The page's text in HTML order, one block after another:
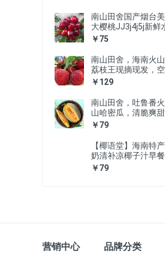
南山田舍国产烟台
大樱桃JJ3j4j5j新鲜
车厘子特大顺丰包邮
￥75
南山田舍，海南火
荔枝王现摘现发，
包邮
￥129
南山田舍，吐鲁番
山哈密瓜，清脆爽甜
斤全国，顺丰空运包
赔。
￥79
【椰语堂】海南特
奶清补凉椰子汁早餐
280g*12罐植物蛋白
￥79
营销中心 品牌分类